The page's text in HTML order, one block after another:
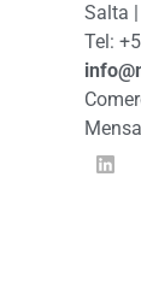
Salta
Tel: